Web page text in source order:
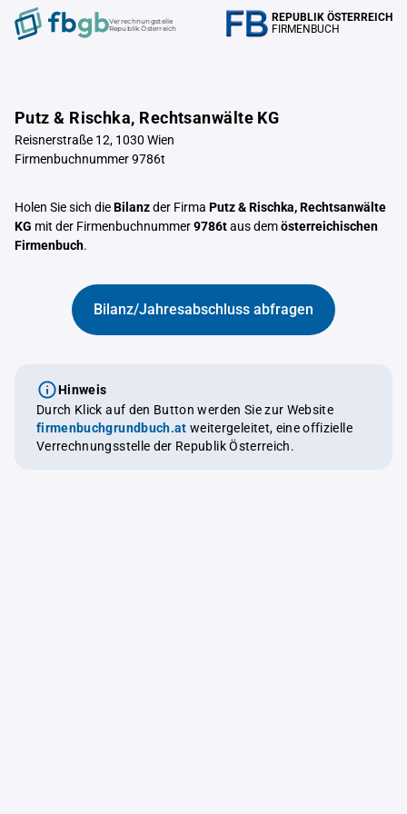
Verrechnungstelle
Republik Österreich
REPUBLIK ÖSTERREICH
FIRMENBUCH
Putz & Rischka, Rechtsanwälte KG
Reisnerstraße 12, 1030 Wien
Firmenbuchnummer 9786t
Holen Sie sich dieBilanzder Firma Putz & Rischka, Rechtsanwälte
KG mit der Firmenbuchnummer9786taus demösterreichischen
Firmenbuch.
Bilanz/Jahresabschluss abfragen
Hinweis
Durch Klick auf den Button werden Sie zur Website
firmenbuchgrundbuch.at weitergeleitet, eine offizielle
Verrechnungsstelle der Republik Österreich.